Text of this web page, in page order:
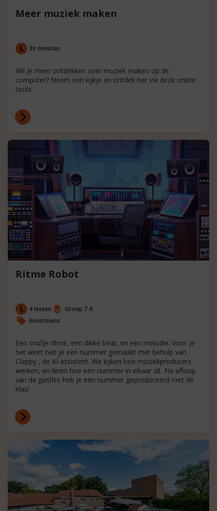
Meer muziek maken
30 minuten
Wil je meer ontdekken over muziek maken op de
computer? Neem een kijkje en ontdek het via deze online
tools.
Ritme Robot
4 lessen
Groep 7-8
Kunstmenu
Een snufje ritme, een dikke beat, en een melodie. Voor je
het weet heb je een nummer gemaakt met behulp van
Clappy , de AI assistent. We kijken hoe muziekproducers
werken, en leren hoe een nummer in elkaar zit. Na afloop
van de gastles heb je een nummer geproduceerd met de
klas!